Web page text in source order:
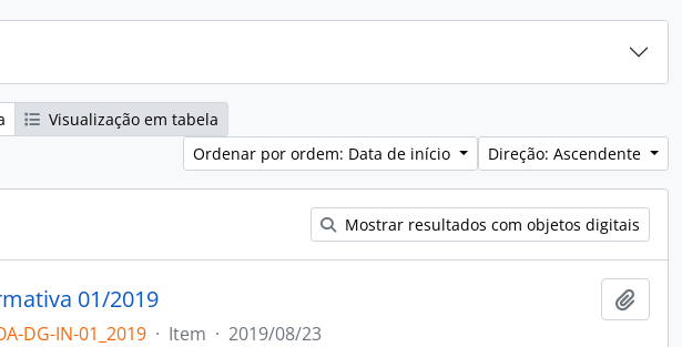
Visualização em tabela
Ordenar por ordem: Data de início
Direção: Ascendente
Mostrar resultados com objetos digitais
01/2019
DG-IN-01_2019 · Item · 2019/08/23